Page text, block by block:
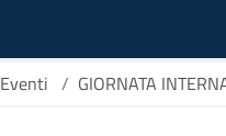
Eventi / GIORNATA